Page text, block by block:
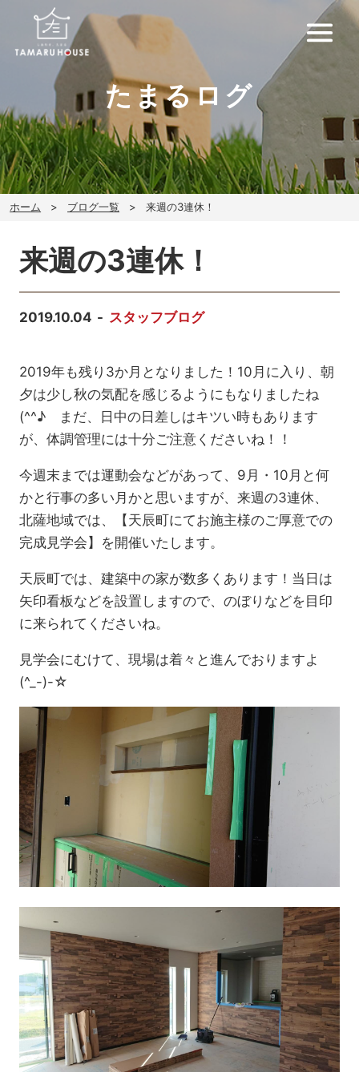
たまるログ
ホーム ブログ一覧 来週の3連休！
来週の3連休！
2019.10.04 スタッフブログ
2019年も残り3か月となりました！10月に入り、朝
夕は少し秋の気配を感じるようにもなりましたね
(^^♪ まだ、日中の日差しはキツい時もあります
が、体調管理には十分ご注意くださいね！！
今週末までは運動会などがあって、9月・10月と何
かと行事の多い月かと思いますが、来週の3連休、
北薩地域では、【天辰町にてお施主様のご厚意での
完成見学会】を開催いたします。
天辰町では、建築中の家が数多くあります！当日は
矢印看板などを設置しますので、のぼりなどを目印
に来られてくださいね。
見学会にむけて、現場は着々と進んでおりますよ
(^_-)-☆